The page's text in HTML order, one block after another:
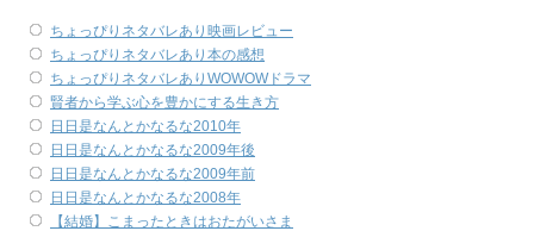
ちょっぴりネタバレあり映画レビュー
ちょっぴりネタバレあり本の感想
ちょっぴりネタバレありWOWOWドラマ
賢者から学ぶ心を豊かにする生き方
日日是なんとかなるな2010年
日日是なんとかなるな2009年後
日日是なんとかなるな2009年前
日日是なんとかなるな2008年
【結婚】こまったときはおたがいさま